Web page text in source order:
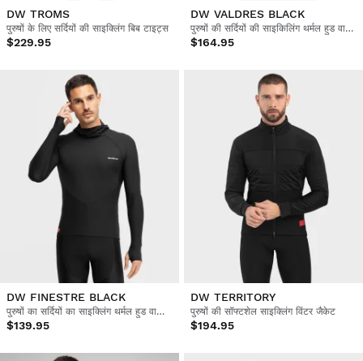
DW TROMS
पुरुषों के लिए सर्दियों की साइक्लिंग बिब टाइट्स
$229.95
DW VALDRES BLACK
पुरुषों की सर्दियों की साइकिलिंग थर्मल हुड वाली जर्सी
$164.95
DW FINESTRE BLACK
पुरुषों का सर्दियों का साइक्लिंग थर्मल हुड वाला बेस लेयर टॉप
$139.95
DW TERRITORY
पुरुषों की सॉफ्टशेल साइक्लिंग विंटर जैकेट
$194.95